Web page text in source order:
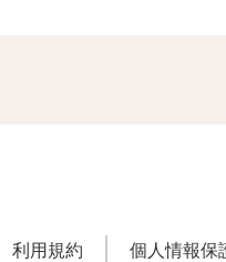
利用規約 個人情報保